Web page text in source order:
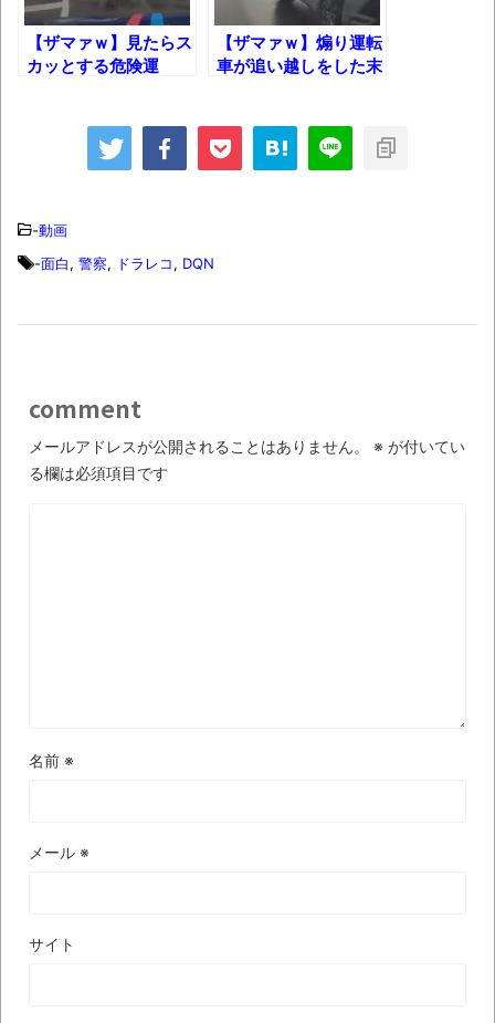
ｗ
新装版「ご冗談でしょう、ファインマンさ
ん（上）（下）」発売
グラビアに挑戦
進撃の巨人シーズン7 ファイナルシーズンの
TBS「マツコの知らない世界」スタグル特
【衝撃】道志村の骨や服、沢の上流から流
に入院中のオレのオナサポ懇願したら・・・
いう無茶に踏み切ってしまったのか
【ザマァｗ】見たらス
カッとする危険運
【ザマァｗ】煽り運転
車が追い越しをした末
-動画
-面白, 警察, ドラレコ, DQN
comment
メールアドレスが公開されることはありません。 ※ が付いてい
る欄は必須項目です
名前 ※
メール ※
サイト